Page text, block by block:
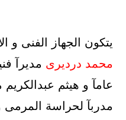
يتكون الجهاز الفنى و
محمد درديرى مديرآ
عامآ و هيثم
مدربآ لحراسة